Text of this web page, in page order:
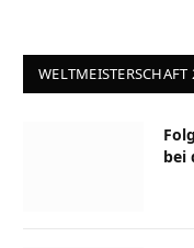
WELTMEISTERSCHAFT
bei